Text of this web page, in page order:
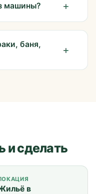
машины?
баня,
и сделать
в